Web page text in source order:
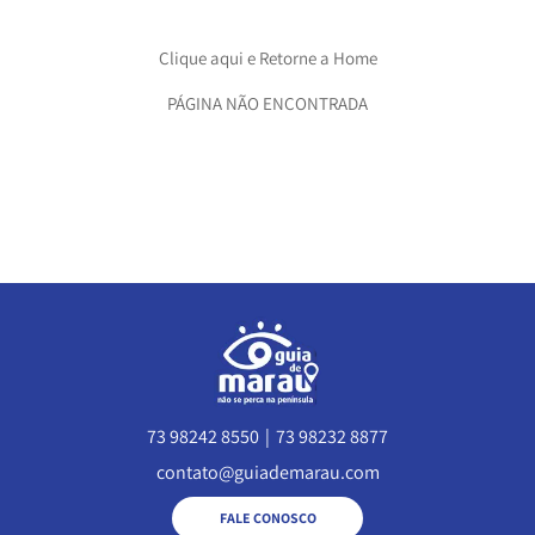
Clique aqui e Retorne a Home
PÁGINA NÃO ENCONTRADA
73 98242 8550 | 73 98232 8877
contato@guiademarau.com
FALE CONOSCO